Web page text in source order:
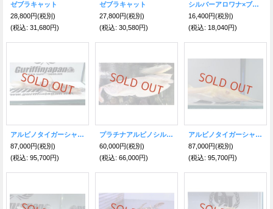
ゼブラキャット
28,800円(税別)
(税込: 31,680円)
ゼブラキャット
27,800円(税別)
(税込: 30,580円)
シルバーアロワナ×ブラックアロワナ
16,400円(税別)
(税込: 18,040円)
アルビノタイガーシャベルノーズキャット
87,000円(税別)
(税込: 95,700円)
プラチナアルビノシルバー
60,000円(税別)
(税込: 66,000円)
アルビノタイガーシャベルノーズキャット
87,000円(税別)
(税込: 95,700円)